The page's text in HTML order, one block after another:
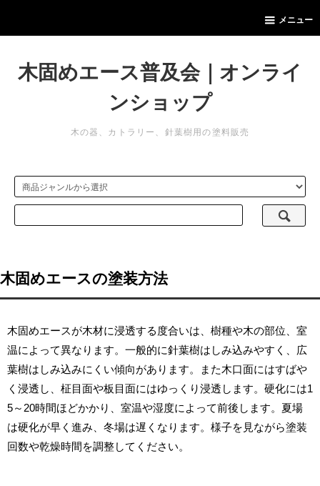
メニュー
木固めエース普及会｜オンライ
ンショップ
木の器、カトラリー、針葉樹用の塗料販売
木固めエースの塗装方法
木固めエースが木材に浸透する度合いは、樹種や木の部位、室
温によって異なります。一般的に針葉樹はしみ込みやすく、広
葉樹はしみ込みにくい傾向があります。また木口面にはすばや
く浸透し、柾目面や板目面にはゆっくり浸透します。硬化には1
5～20時間ほどかかり、室温や湿度によって前後します。夏場
は硬化が早く進み、冬場は遅くなります。様子を見ながら塗装
回数や乾燥時間を調整してください。